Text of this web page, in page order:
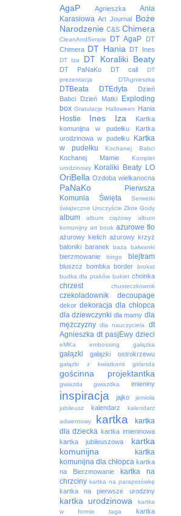
AgaP Agnieszka
Ania
Karasiowa Art Journal
Boże
Narodzenie C&S Chimera
CleanAndSimple DT AgaP
DT
Chimera DT Hania DT Ines
DT Iza DT Koraliki Beaty
DT PaNaKo DT call
DT
prezentacja
DTAgnieszka
DTBeata DTEdyta
Dzień
Babci
Dzień Matki
Exploding
box Gratulacje Halloween Hania
Hostie Ines Iza
Kartka
komunijna w pudełku
Kartka
urodzinowa w pudełku
Kartka
w pudełku
Kochanej Babci
Kochanej Mamie
Komplet
urodzinowy
Koraliki Beaty LO
OriBella Ozdoba wielkanocna
PaNaKo
Pierwsza
Komunia Święta
Serwetki
świąteczne Uroczyście Złote Gody
album album ciążowy
album
komunijny art book ażurowe tło
ażurowy kielich ażurowy krzyż
baloniki
baranek baza bałwanki
bierzmowanie bingo blejtram
bluszcz bombka border
brokat
budka dla ptaków bukiet choinka
chrzest chusteczkownik
czekoladownik decoupage
dekor dekoracja dla chłopca
dla dziewczynki dla mamy dla
mężczyzny dla nauczyciela
dt
Agnieszka dt pasjEwy dzieci
eMKa embossing gałązka
gałązki gałązki ostrokrzewu
gałązki z kwiatkami girlanda
gościnna projektantka
gwiazda gwiazdka imieniny
inspiracja jajko
jemioła
jubileusz
kalendarz
kalendarz
adwentowy
kartka
kartka
dla dziecka kartka imieninowa
kartka jubileuszowa
kartka
komunijna
kartka
komunijna dla chłopca kartka
na Bierzmowanie
kartka na
chrzciny kartka na parapetówkę
kartka na pierwsze urodziny
kartka urodzinowa
kartka
w formie taga
kartka